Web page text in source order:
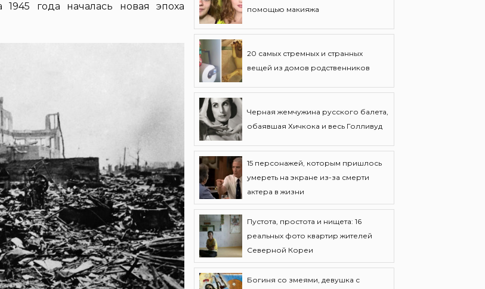
года началась новая эпоха
помощью макияжа
20 самых стремных и странных
вещей из домов родственников
Черная жемчужина русского балета,
обаявшая Хичкока и весь Голливуд
15 персонажей, которым пришлось
умереть на экране из-за смерти
актера в жизни
Пустота, простота и нищета: 16
реальных фото квартир жителей
Северной Кореи
Богиня со змеями, девушка с